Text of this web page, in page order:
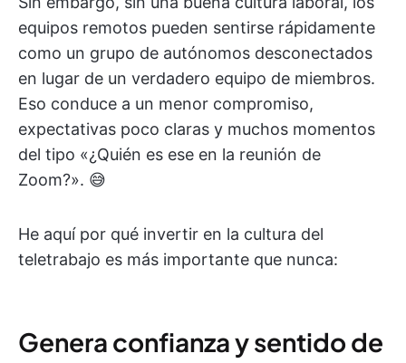
equipos remotos pueden sentirse rápidamente
como un grupo de autónomos desconectados
en lugar de un verdadero equipo de miembros.
Eso conduce a un menor compromiso,
expectativas poco claras y muchos momentos
del tipo «¿Quién es ese en la reunión de
Zoom?». 😅
He aquí por qué invertir en la cultura del
teletrabajo es más importante que nunca:
Genera confianza y sentido de